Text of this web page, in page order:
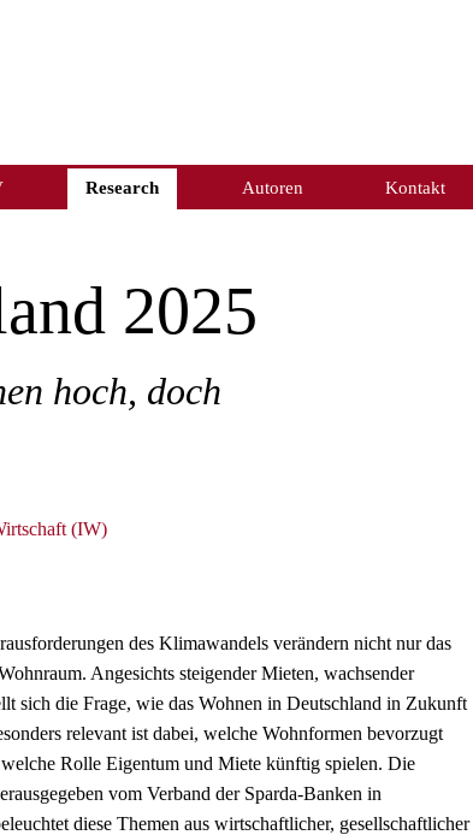
Research Autoren Kontakt
2025
hoch, doch
(IW)
des Klimawandels verändern nicht nur das
Angesichts steigender Mieten, wachsender
sich die Frage, wie das Wohnen in Deutschland in Zukunft
relevant ist dabei, welche Wohnformen bevorzugt
Rolle Eigentum und Miete künftig spielen. Die
vom Verband der Sparda-Banken in
diese Themen aus wirtschaftlicher, gesellschaftlicher